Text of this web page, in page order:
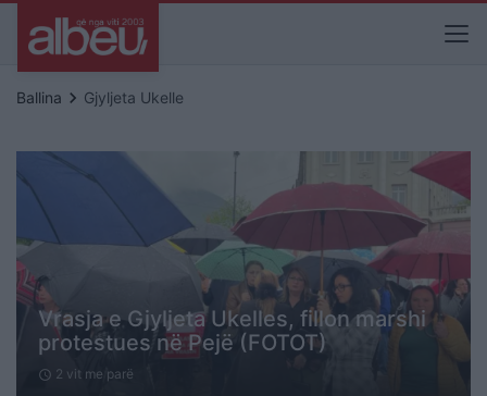
Ballina keyboard_arrow_right Gjyljeta Ukelle
Vrasja e Gjyljeta Ukelles, fillon marshi
protestues në Pejë (FOTOT)
schedule 2 vit me parë